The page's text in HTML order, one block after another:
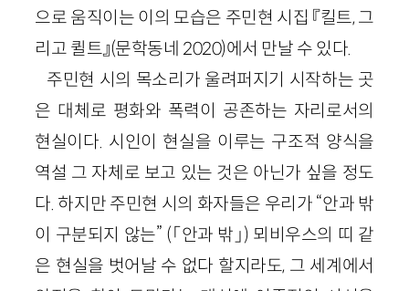
으로 움직이는 이의 모습은 주민현 시집 『킬트, 그
리고 퀼트』(문학동네 2020)에서 만날 수 있다.
주민현 시의 목소리가 울려퍼지기 시작하는 곳
은 대체로 평화와 폭력이 공존하는 자리로서의
현실이다. 시인이 현실을 이루는 구조적 양식을
역설 그 자체로 보고 있는 것은 아닌가 싶을 정도
다. 하지만 주민현 시의 화자들은 우리가 “안과 밖
이 구분되지 않는” (「안과 밖」) 뫼비우스의 띠 같
은 현실을 벗어날 수 없다 할지라도, 그 세계에서